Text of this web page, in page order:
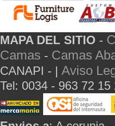
MAPA DEL SITIO -
Camas - Camas
CANAPI - | Aviso
Tel: 0034 - 963 72